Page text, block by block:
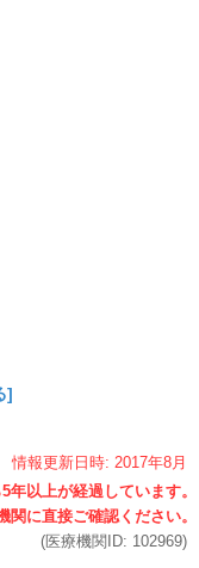
]
情報更新日時: 2017年8月
(医療機関ID: 102969)